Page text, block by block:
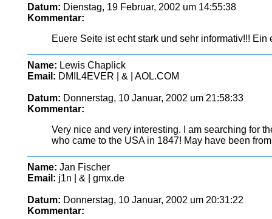
Datum: Dienstag, 19 Februar, 2002 um 14:55:38
Kommentar:
Euere Seite ist echt stark und sehr informativ!!! Ein
Name: Lewis Chaplick
Email: DMIL4EVER | & | AOL.COM
Datum: Donnerstag, 10 Januar, 2002 um 21:58:33
Kommentar:
Very nice and very interesting. I am searching for
who came to the USA in 1847! May have been
Name: Jan Fischer
Email: j1n | & | gmx.de
Datum: Donnerstag, 10 Januar, 2002 um 20:31:22
Kommentar: